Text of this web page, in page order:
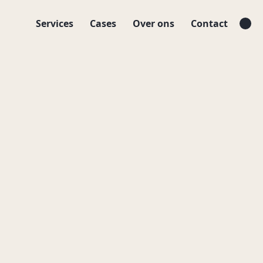
Services Cases Over ons Contact